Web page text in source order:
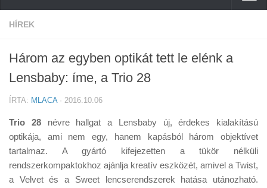
Hírek
Cikkek
Tudástár
Tanácsok
Érdekességek
HÍREK
Három az egyben optikát tett le elénk a
Lensbaby: íme, a Trio 28
ÍRTA: MLACA· 2016.10.06
Trio 28névre hallgat a Lensbaby új, érdekes kialakítású
optikája, ami nem egy, hanem kapásból három objektívet
tartalmaz. A gyártó kifejezetten a tükör nélküli
rendszerkompaktokhoz ajánlja kreatív eszközét, amivel a Twist,
a Velvet és a Sweet lencserendszerek hatása utánozható.